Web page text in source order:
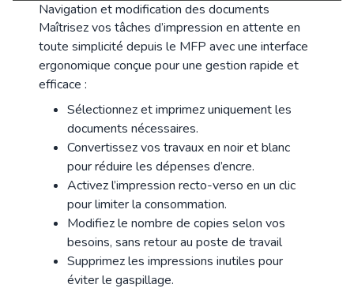
Navigation et modification des documents
Maîtrisez vos tâches d’impression en attente en
toute simplicité depuis le MFP avec une interface
ergonomique conçue pour une gestion rapide et
efficace :
Sélectionnez et imprimez uniquement les
documents nécessaires.
Convertissez vos travaux en noir et blanc
pour réduire les dépenses d’encre.
Activez l’impression recto-verso en un clic
pour limiter la consommation.
Modifiez le nombre de copies selon vos
besoins, sans retour au poste de travail
Supprimez les impressions inutiles pour
éviter le gaspillage.